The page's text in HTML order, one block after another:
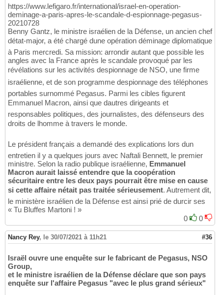
https://www.lefigaro.fr/international/israel-en-operation-
deminage-a-paris-apres-le-scandale-d-espionnage-pegasus-
20210728
Benny Gantz, le ministre israélien de la Défense, un ancien chef
détat-major, a été chargé dune opération déminage diplomatique
à Paris mercredi. Sa mission: arrondir autant que possible les
angles avec la France après le scandale provoqué par les
révélations sur les activités despionnage de NSO, une firme
israélienne, et de son programme despionnage des téléphones
portables surnommé Pegasus. Parmi les cibles figurent
Emmanuel Macron, ainsi que dautres dirigeants et
responsables politiques, des journalistes, des défenseurs des
droits de lhomme à travers le monde.
Le président français a demandé des explications lors dun
entretien il y a quelques jours avec Naftali Bennett, le premier
ministre. Selon la radio publique israélienne, Emmanuel
Macron aurait laissé entendre que la coopération
sécuritaire entre les deux pays pourrait être mise en cause
si cette affaire nétait pas traitée sérieusement. Autrement dit,
le ministère israélien de la Défense est ainsi prié de durcir ses
« Tu Bluffes Martoni ! »
0
0
Nancy Rey, le 30/07/2021 à 11h21 #36
Israël ouvre une enquête sur le fabricant de Pegasus, NSO
Group,
et le ministre israélien de la Défense déclare que son pays
enquête sur l'affaire Pegasus "avec le plus grand sérieux"